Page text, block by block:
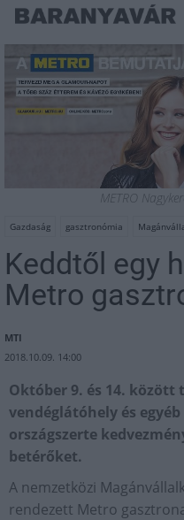
METRO
Gazdaság gasztronómia
Keddtől egy
Metro
MTI
2018.10.09. 14:00
Október 9. és 14. között
vendéglátóhely és
országszerte
betérőket.
A nemzetközi
rendezett Metro